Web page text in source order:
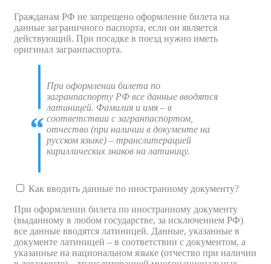
Гражданам РФ не запрещено оформление билета на
данные заграничного паспорта, если он является
действующий. При посадке в поезд нужно иметь
оригинал загранпаспорта.
При оформлении билета по
загранпаспорту РФ все данные вводятся
латиницей. Фамилия и имя – в
соответствии с загранпаспортом,
отчество (при наличии в документе на
русском языке) – транслитерацией
кириллических знаков на латиницу.
Как вводить данные по иностранному документу?
При оформлении билета по иностранному документу
(выданному в любом государстве, за исключением РФ)
все данные вводятся латиницей. Данные, указанные в
документе латиницей – в соответствии с документом, а
указанные на национальном языке (отчество при наличии